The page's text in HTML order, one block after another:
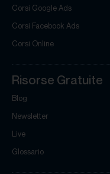
Corsi Google Ads
Corsi Facebook Ads
Corsi Online
Risorse Gratuite
Blog
Newsletter
Live
Glossario